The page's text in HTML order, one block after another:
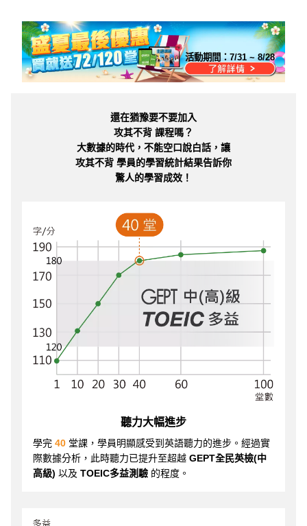
活動期間：7/31 ~ 8/28
還在猶豫要不要加入
攻其不背 課程嗎？
大數據的時代，不能空口說白話，讓
攻其不背 學員的學習統計結果告訴你
驚人的學習成效！
聽力大幅進步
學完 40 堂課，學員明顯感受到英語聽力的進步。經過實
際數據分析，此時聽力已提升至超越 GEPT全民英檢(中
高級) 以及 TOEIC多益測驗 的程度。